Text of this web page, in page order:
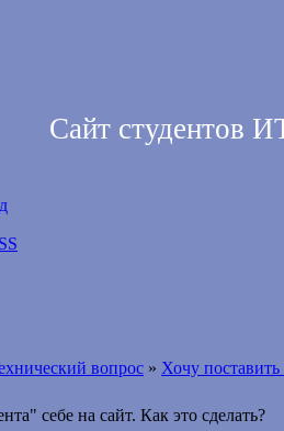
Сайт студентов
вопрос » Хочу
себе на сайт. Как это сделать?